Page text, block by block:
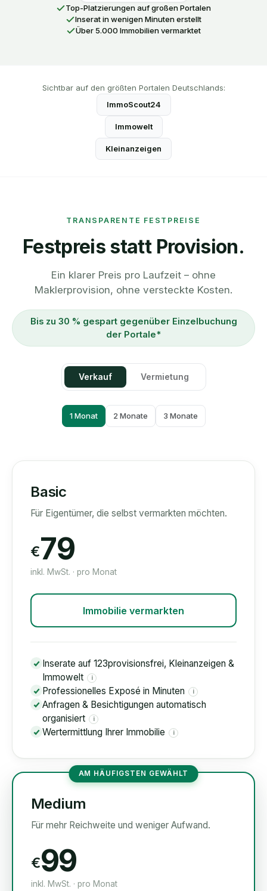
Top-Platzierungen auf großen Portalen
Inserat in wenigen Minuten erstellt
Über 5.000 Immobilien vermarktet
Sichtbar auf den größten Portalen Deutschlands:
ImmoScout24
Immowelt
Kleinanzeigen
TRANSPARENTE FESTPREISE
Festpreis statt Provision.
Ein klarer Preis pro Laufzeit – ohne
Maklerprovision, ohne versteckte Kosten.
Bis zu 30 % gespart gegenüber Einzelbuchung
der Portale*
Verkauf Vermietung
1 Monat 2 Monate 3 Monate
Basic
Für Eigentümer, die selbst vermarkten möchten.
€79
inkl. MwSt. · pro Monat
Immobilie vermarkten
Inserate auf 123provisionsfrei, Kleinanzeigen &
Immowelt
i
Professionelles Exposé in Minuten i
Anfragen & Besichtigungen automatisch
organisiert
i
Wertermittlung Ihrer Immobilie i
AM HÄUFIGSTEN GEWÄHLT
Medium
Für mehr Reichweite und weniger Aufwand.
€99
inkl. MwSt. · pro Monat